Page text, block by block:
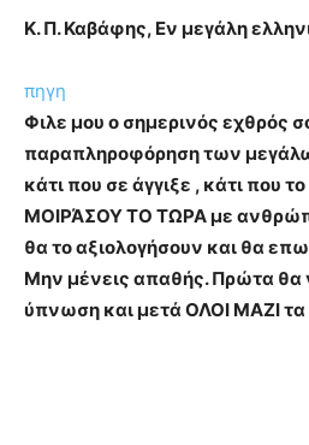
Κ. Π. Καβάφης, Εν μεγάλη
πηγη
Φιλε μου ο σημερινός εχθρός
παραπληροφόρηση των
κάτι που σε άγγιξε , κάτι που
ΜΟΙΡΆΣΟΥ ΤΟ ΤΩΡΑ με
θα το αξιολογήσουν και θα
Μην μένεις απαθής. Πρώτα θα
ύπνωση και μετά ΟΛΟΙ ΜΑΖΙ τα